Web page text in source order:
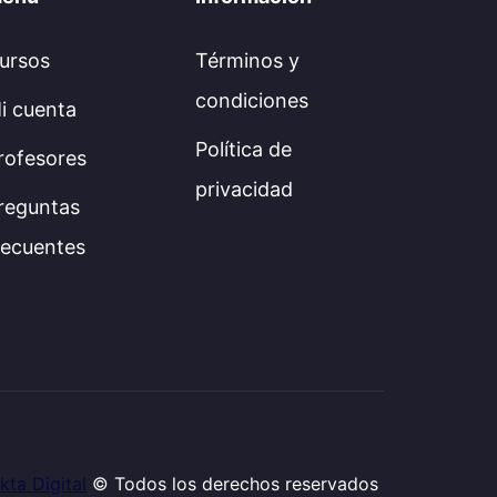
cuenta
Términos y
condiciones
Política de
privacidad
© Todos los derechos reservados